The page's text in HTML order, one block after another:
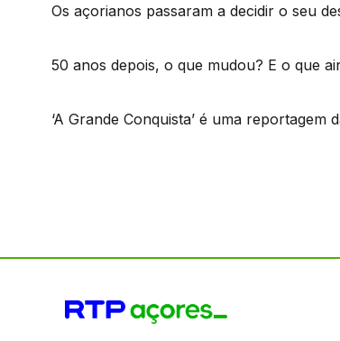
Os açorianos passaram a decidir o seu
50 anos depois, o que mudou? E o que
‘A Grande Conquista’ é uma